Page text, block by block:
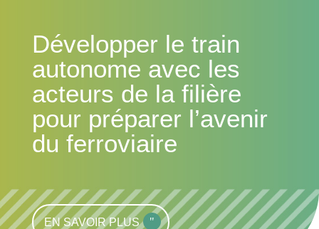
Développer le train
autonome avec les
acteurs de la filière
pour préparer l’avenir
du ferroviaire
EN SAVOIR PLUS